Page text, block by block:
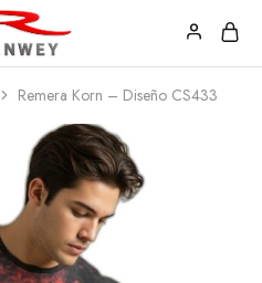
Remera Korn – Diseño CS433